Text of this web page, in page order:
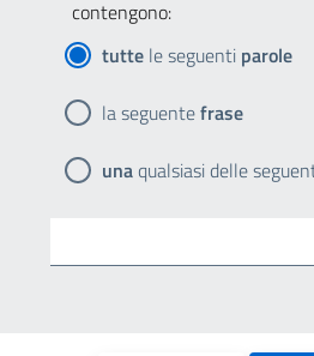
contengono:
tutte le seguenti parole
la seguentefrase
unaqualsiasi delle